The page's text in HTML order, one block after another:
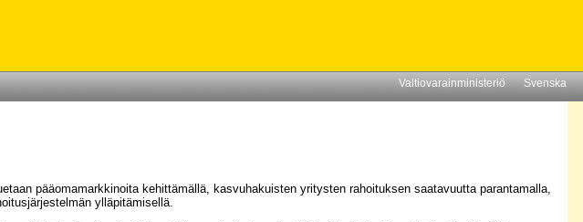
Valtiovarainministeriö Svenska
pääomamarkkinoita kehittämällä, kasvuhakuisten yritysten rahoituksen saatavuutta parantamalla,
ylläpitämisellä.